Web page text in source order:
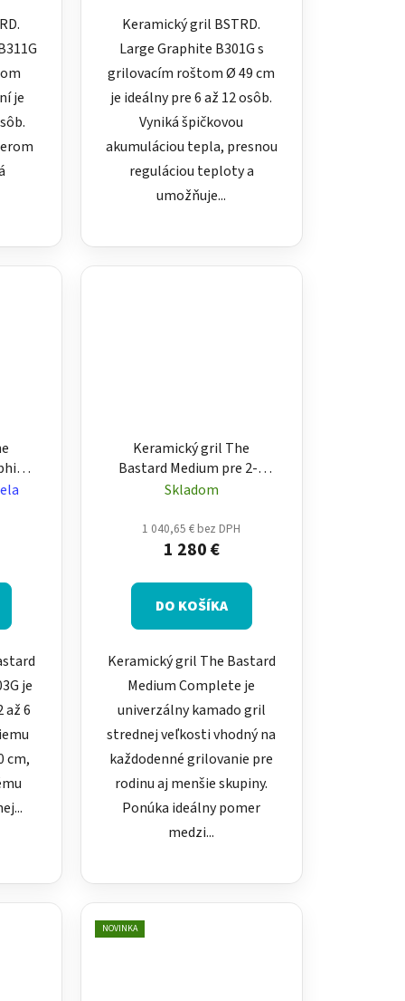
je
Keramický gril BSTRD.
Large Graphite B301G s
grilovacím roštom Ø 49 cm
je ideálny pre 6 až 12 osôb.
Vyniká špičkovou
akumuláciou tepla, presnou
reguláciou teploty a
umožňuje...
je
až 6
cm,
Keramický gril The
Bastard Medium pre 2-6
osôb – stredný, lesklý
Skladom
1 040,65 € bez DPH
1 280 €
DO KOŠÍKA
Keramický gril The Bastard
Medium Complete je
univerzálny kamado gril
strednej veľkosti vhodný na
každodenné grilovanie pre
rodinu aj menšie skupiny.
Ponúka ideálny pomer
medzi...
NOVINKA